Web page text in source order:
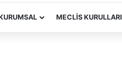
MECLIS KURULLARI